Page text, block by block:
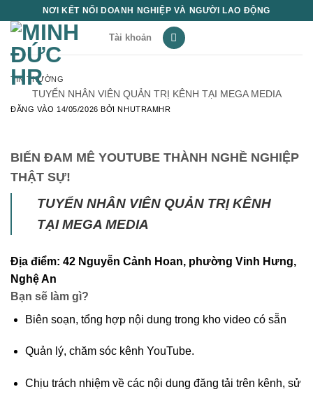
qua
dung
NƠI KẾT NỐI DOANH NGHIỆP VÀ NGƯỜI LAO ĐỘNG
Tài khoản
TIN THƯỜNG
TUYỂN NHÂN VIÊN QUẢN TRỊ KÊNH TẠI MEGA MEDIA
ĐĂNG VÀO 14/05/2026 BỞINHUTRAMHR
BIẾN ĐAM MÊ YOUTUBE THÀNH NGHỀ NGHIỆP
THẬT SỰ!
TUYỂN NHÂN VIÊN QUẢN TRỊ KÊNH
TẠI MEGA MEDIA
Địa điểm: 42 Nguyễn Cảnh Hoan, phường Vinh Hưng,
Nghệ An
Bạn sẽ làm gì?
Biên soạn, tổng hợp nội dung trong kho video có sẵn
Quản lý, chăm sóc kênh YouTube.
Chịu trách nhiệm về các nội dung đăng tải trên kênh, sử